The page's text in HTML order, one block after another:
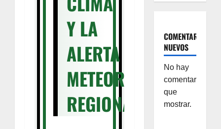
Y LA
ALERTA
METEOROLÓGICA
REGIONAL
COMENTARIOS
NUEVOS
No hay
comentarios
que
mostrar.